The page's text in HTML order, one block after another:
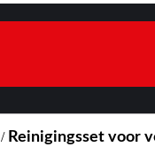
/ Reinigingsset voor